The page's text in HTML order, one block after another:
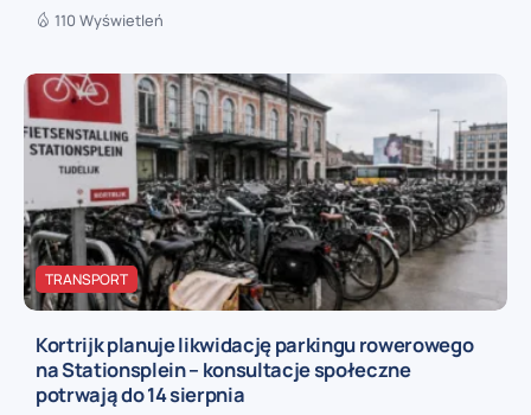
110 Wyświetleń
TRANSPORT
Kortrijk planuje likwidację parkingu rowerowego
na Stationsplein – konsultacje społeczne
potrwają do 14 sierpnia